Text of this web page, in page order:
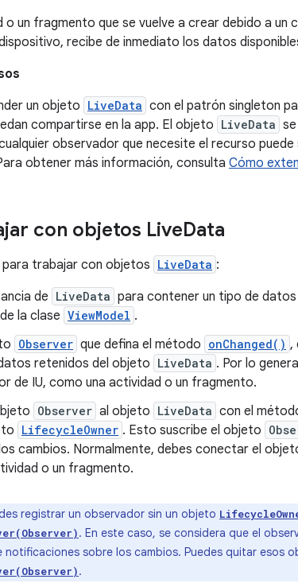
o un fragmento que se vuelve a crear debido a un
recibe de inmediato los datos
un objeto LiveData con el patrón singleton
compartirse en la app. El objeto LiveData
observador que necesite el recurso
obtener más información, consulta Cómo
con objetos LiveData
trabajar con objetos LiveData :
de LiveData para contener un tipo de
la clase ViewModel .
Observer que defina el método onChanged() ,
retenidos del objeto LiveData . Por lo
de IU, como una actividad o un fragmento.
Observer al objeto LiveData con el
LifecycleOwner . Esto suscribe el objeto
cambios. Normalmente, debes conectar el
o un fragmento.
registrar un observador sin un objeto
. En este caso, se considera que el
notificaciones sobre los cambios. Puedes quitar esos
.